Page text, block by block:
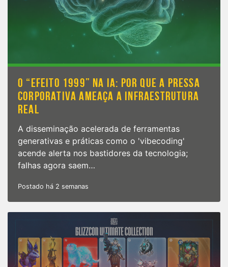
O “EFEITO 1999” NA IA: POR QUE A PRESSA
CORPORATIVA AMEAÇA A INFRAESTRUTURA
REAL
A disseminação acelerada de ferramentas
generativas e práticas como o 'vibecoding'
acende alerta nos bastidores da tecnologia;
falhas agora saem…
Postado há 2 semanas